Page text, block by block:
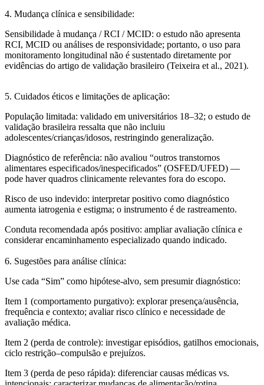
4. Mudança clínica e sensibilidade:
Sensibilidade à mudança / RCI / MCID: o estudo não apresenta
RCI, MCID ou análises de responsividade; portanto, o uso para
monitoramento longitudinal não é sustentado diretamente por
evidências do artigo de validação brasileiro (Teixeira et al., 2021).
5. Cuidados éticos e limitações de aplicação:
População limitada: validado em universitários 18–32; o estudo de
validação brasileira ressalta que não incluiu
adolescentes/crianças/idosos, restringindo generalização.
Diagnóstico de referência: não avaliou “outros transtornos
alimentares especificados/inespecificados” (OSFED/UFED) —
pode haver quadros clinicamente relevantes fora do escopo.
Risco de uso indevido: interpretar positivo como diagnóstico
aumenta iatrogenia e estigma; o instrumento é de rastreamento.
Conduta recomendada após positivo: ampliar avaliação clínica e
considerar encaminhamento especializado quando indicado.
6. Sugestões para análise clínica:
Use cada “Sim” como hipótese-alvo, sem presumir diagnóstico:
Item 1 (comportamento purgativo): explorar presença/ausência,
frequência e contexto; avaliar risco clínico e necessidade de
avaliação médica.
Item 2 (perda de controle): investigar episódios, gatilhos emocionais,
ciclo restrição–compulsão e prejuízos.
Item 3 (perda de peso rápida): diferenciar causas médicas vs.